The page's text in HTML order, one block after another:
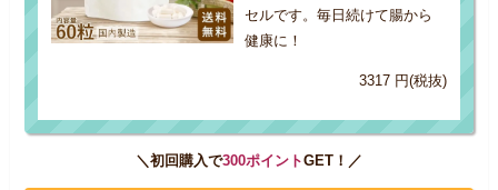
セルです。毎日続けて腸から
健康に！
3317 円(税抜)
＼初回購入で300ポイントGET！／